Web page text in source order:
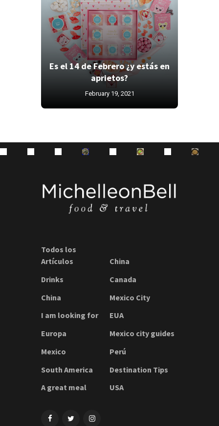
Es el 14 de Febrero ¿y estás en
aprietos?
February 19, 2021
Todos los
Artículos
China
Drinks
Canada
China
Mexico City
I am looking for
EUA
Europa
Mexico city guides
Mexico
Perú
South America
Destination Tips
A great meal
USA